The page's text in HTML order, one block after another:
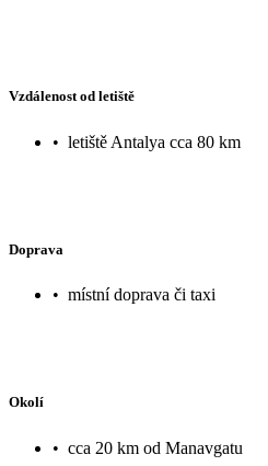
Vzdálenost od letiště
• letiště Antalya cca 80 km
Doprava
• místní doprava či taxi
Okolí
• cca 20 km od Manavgatu